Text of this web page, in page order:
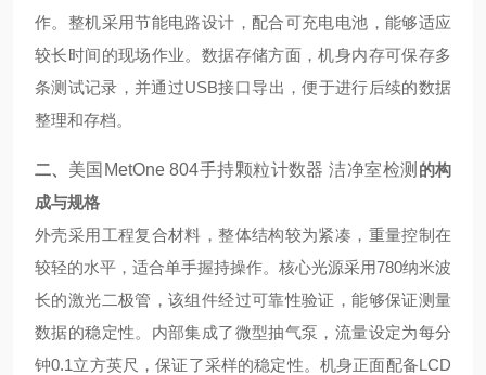
作。整机采用节能电路设计，配合可充电电池，能够适应
较长时间的现场作业。数据存储方面，机身内存可保存多
条测试记录，并通过USB接口导出，便于进行后续的数据
整理和存档。
二、 美国MetOne 804手持颗粒计数器 洁净室检测 的构
成与规格
外壳采用工程复合材料，整体结构较为紧凑，重量控制在
较轻的水平，适合单手握持操作。核心光源采用780纳米波
长的激光二极管，该组件经过可靠性验证，能够保证测量
数据的稳定性。内部集成了微型抽气泵，流量设定为每分
钟0.1立方英尺，保证了采样的稳定性。机身正面配备LCD